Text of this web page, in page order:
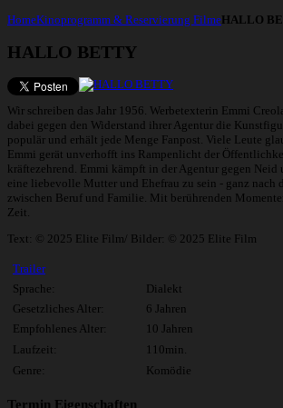
HomeKinoprogramm & Reservierung FilmeHALLO
HALLO BETTY
Wir schreiben das Jahr 1956. Werbetexterin Emmi
dabei gegen den Widerstand ihrer Agentur die
populär und erhält jede Menge Fanpost. Viele Leute
Emmi gerät unverhofft ins Rampenlicht der
kräftezehrend. Emmi kämpft in der Agentur gegen
eine liebevolle Mutter und Ehefrau zu sein - ganz
zwischen Beruf und Familie. Mit berührenden
Zeit.
Text: © 2025 Elite Film/ Bilder: © 2025 Elite Film
Trailer
Sprache:
Dialekt
Gesetzliches Alter:
6 Jahren
Empfohlenes Alter:
10 Jahren
Laufzeit:
110min.
Genre:
Komödie
Termin Eigenschaften